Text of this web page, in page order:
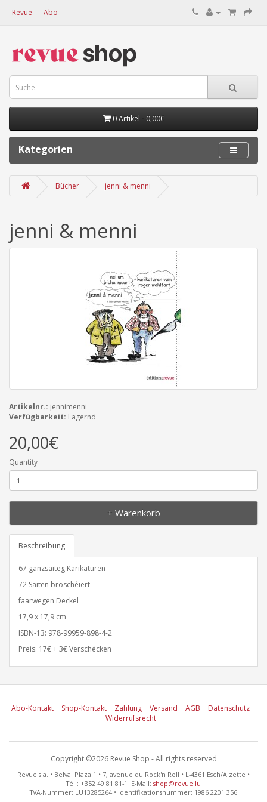
Revue Abo
0 Artikel - 0,00€
Kategorien
Bücher jenni & menni
jenni & menni
Artikelnr.: jennimenni
Verfügbarkeit: Lagernd
20,00€
Quantity
+ Warenkorb
Beschreibung
67 ganzsäiteg Karikaturen
72 Säiten broschéiert
faarwegen Deckel
17,9 x 17,9 cm
ISBN-13: 978-99959-898-4-2
Preis: 17€ + 3€ Verschécken
Abo-Kontakt Shop-Kontakt Zahlung Versand AGB
Datenschutz
Widerrufsrecht
Copyright ©2026 Revue Shop - All rights reserved
Revue s.a. • Belval Plaza 1 • 7, avenue du Rock'n Roll • L-4361 Esch/Alzette •
Tél.: +352 49 81 81-1 E-Mail: shop@revue.lu
TVA-Nummer: LU13285264 • Identifikationsnummer: 1986 2201 356